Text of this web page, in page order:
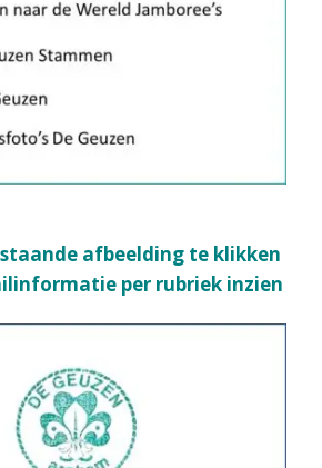
afbeelding te klikken
per rubriek inzien